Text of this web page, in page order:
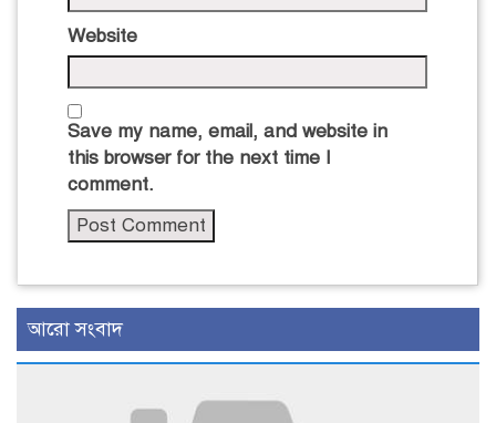
Website
Save my name, email, and website in
this browser for the next time I
comment.
আরো সংবাদ